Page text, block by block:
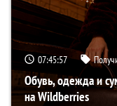
07:45:56
Обувь, одежда и
на Wildberries